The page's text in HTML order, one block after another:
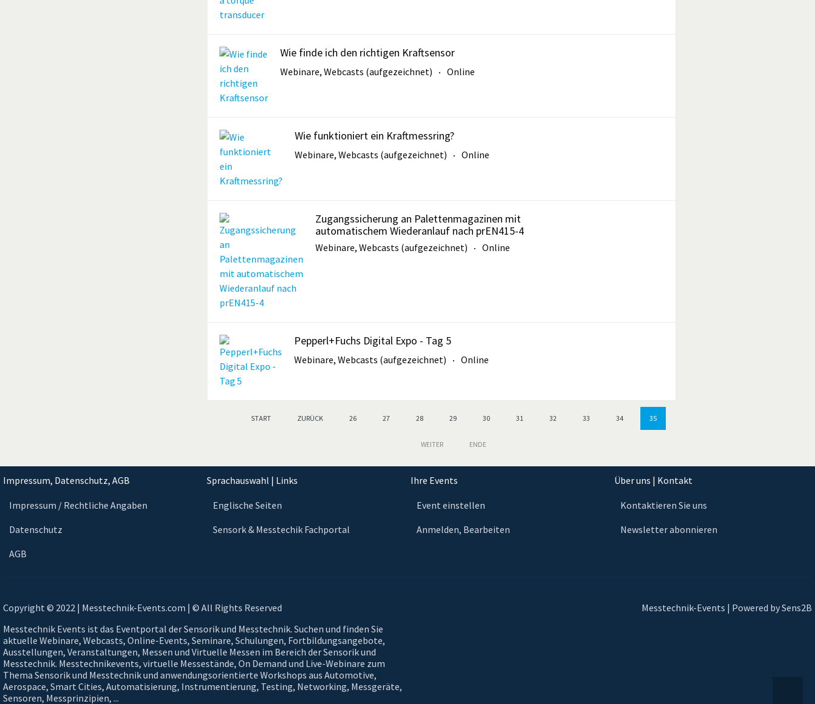
Wie finde ich den richtigen Kraftsensor
Webinare, Webcasts (aufgezeichnet) Online
Wie funktioniert ein Kraftmessring?
Webinare, Webcasts (aufgezeichnet) Online
Zugangssicherung an Palettenmagazinen mit
automatischem Wiederanlauf nach prEN415-4
Webinare, Webcasts (aufgezeichnet) Online
Pepperl+Fuchs Digital Expo - Tag 5
Webinare, Webcasts (aufgezeichnet) Online
START ZURÜCK 26 27 28 29 30 31 32 33 34 35
WEITER ENDE
Impressum, Datenschutz, AGB
Impressum / Rechtliche Angaben
Datenschutz
AGB
Sprachauswahl | Links
Englische Seiten
Sensork & Messtechik Fachportal
Ihre Events
Event einstellen
Anmelden, Bearbeiten
Über uns | Kontakt
Kontaktieren Sie uns
Newsletter abonnieren
Copyright © 2022 | Messtechnik-Events.com | © All Rights Reserved
Messtechnik Events ist das Eventportal der Sensorik und Messtechnik. Suchen und finden Sie
aktuelle Webinare, Webcasts, Online-Events, Seminare, Schulungen, Fortbildungsangebote,
Ausstellungen, Veranstaltungen, Messen und Virtuelle Messen im Bereich der Sensorik und
Messtechnik. Messtechnikevents, virtuelle Messestände, On Demand und Live-Webinare zum
Thema Sensorik und Messtechnik und anwendungsorientierte Workshops aus Automotive,
Aerospace, Smart Cities, Automatisierung, Instrumentierung, Testing, Networking, Messgeräte,
Sensoren, Messprinzipien, ...
Messtechnik-Events | Powered by Sens2B